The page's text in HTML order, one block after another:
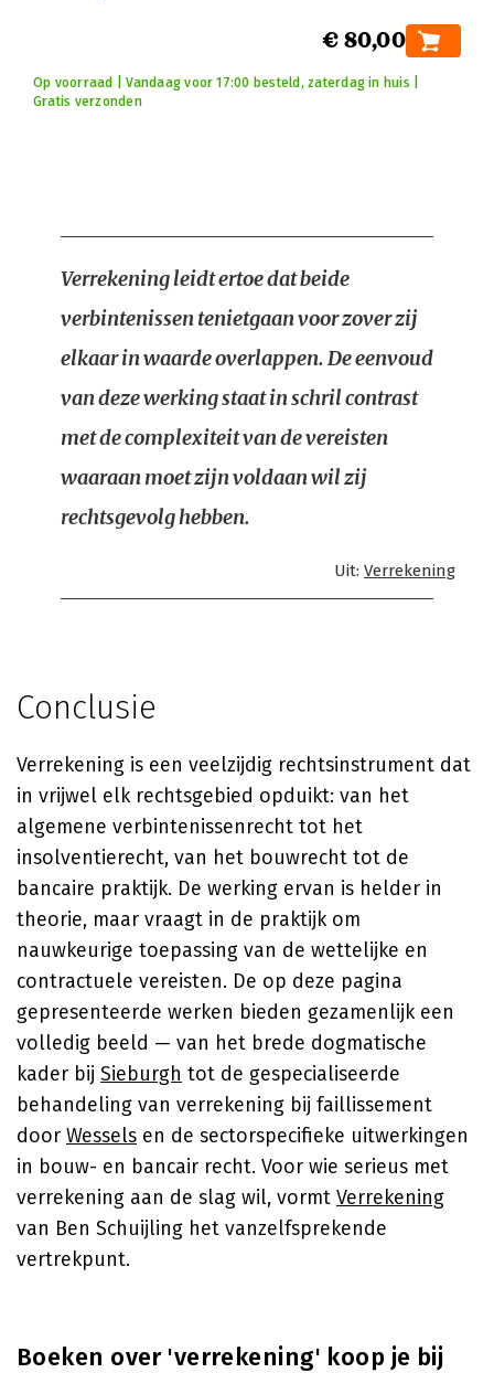
€ 80,00
Op voorraad | Vandaag voor 17:00 besteld, zaterdag in huis |
Gratis verzonden
Verrekening leidt ertoe dat beide
verbintenissen tenietgaan voor zover zij
elkaar in waarde overlappen. De eenvoud
van deze werking staat in schril contrast
met de complexiteit van de vereisten
waaraan moet zijn voldaan wil zij
rechtsgevolg hebben.
Uit: Verrekening
Conclusie
Verrekening is een veelzijdig rechtsinstrument dat
in vrijwel elk rechtsgebied opduikt: van het
algemene verbintenissenrecht tot het
insolventierecht, van het bouwrecht tot de
bancaire praktijk. De werking ervan is helder in
theorie, maar vraagt in de praktijk om
nauwkeurige toepassing van de wettelijke en
contractuele vereisten. De op deze pagina
gepresenteerde werken bieden gezamenlijk een
volledig beeld — van het brede dogmatische
kader bij Sieburgh tot de gespecialiseerde
behandeling van verrekening bij faillissement
door Wessels en de sectorspecifieke uitwerkingen
in bouw- en bancair recht. Voor wie serieus met
verrekening aan de slag wil, vormt Verrekening
van Ben Schuijling het vanzelfsprekende
vertrekpunt.
Boeken over 'verrekening' koop je bij